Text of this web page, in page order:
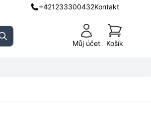
+421233300432Kontakt
Search Můj účet
Košík
Košík